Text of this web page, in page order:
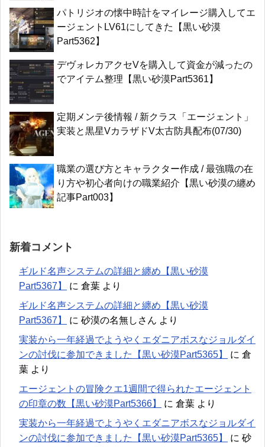
パトリジオの懐中時計をマイレージ購入してエ
ージェントLV61にしてきた【黒い砂漠
Part5362】
デヴォレカアクセVを購入して資金が減ったの
でアイテム整理【黒い砂漠Part5361】
定期メンテ後情報 / 新クラス「エージェント」
実装と黒星VカラザドV太古防具配布(07/30)
職業の選び方とキャラクター作成 / 最強職の在
り方や初心者向けの職業紹介【黒い砂漠の纏め
記事Part003】
新着コメント
ギルド名声システムの詳細と纏め【黒い砂漠
Part5367】
に 倉葉 より
ギルド名声システムの詳細と纏め【黒い砂漠
Part5367】
に 砂漠の名無しさん より
実装から一年経過でようやくエダニアボスなジョルダイ
ンの討伐に参加できました【黒い砂漠Part5365】
に 倉
葉 より
エージェントの冒険クエ1週間で得られたエージェント
の印章の数【黒い砂漠Part5366】
に 倉葉 より
実装から一年経過でようやくエダニアボスなジョルダイ
ンの討伐に参加できました【黒い砂漠Part5365】
に 砂